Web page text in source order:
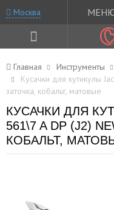
Москва
Главная Инструменты
Кусачки для кутикулы
заточка, кобальт, матовые
КУСАЧКИ ДЛЯ
561\7 A DP (J2)
КОБАЛЬТ,